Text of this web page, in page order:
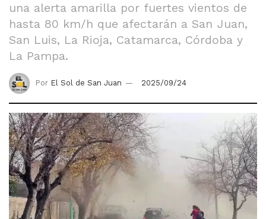
una alerta amarilla por fuertes vientos de
hasta 80 km/h que afectarán a San Juan,
San Luis, La Rioja, Catamarca, Córdoba y
La Pampa.
Por El Sol de San Juan 2025/09/24